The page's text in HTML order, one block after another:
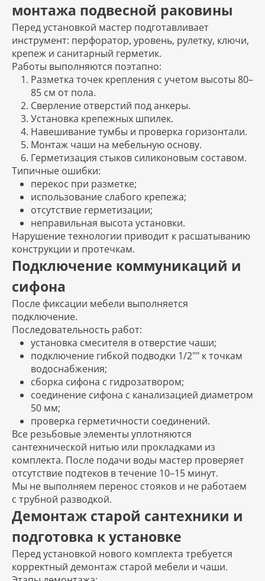
монтажа подвесной раковины
Перед установкой мастер подготавливает
инструмент: перфоратор, уровень, рулетку, ключи,
крепеж и санитарный герметик.
Работы выполняются поэтапно:
Разметка точек крепления с учетом высоты 80–
85 см от пола.
Сверление отверстий под анкеры.
Установка крепежных шпилек.
Навешивание тумбы и проверка горизонтали.
Монтаж чаши на мебельную основу.
Герметизация стыков силиконовым составом.
Типичные ошибки:
перекос при разметке;
использование слабого крепежа;
отсутствие герметизации;
неправильная высота установки.
Нарушение технологии приводит к расшатыванию
конструкции и протечкам.
Подключение коммуникаций и
сифона
После фиксации мебели выполняется
подключение.
Последовательность работ:
установка смесителя в отверстие чаши;
подключение гибкой подводки 1/2"" к точкам
водоснабжения;
сборка сифона с гидрозатвором;
соединение сифона с канализацией диаметром
50 мм;
проверка герметичности соединений.
Все резьбовые элементы уплотняются
сантехнической нитью или прокладками из
комплекта. После подачи воды мастер проверяет
отсутствие подтеков в течение 10–15 минут.
Мы не выполняем перенос стояков и не работаем
с трубной разводкой.
Демонтаж старой сантехники и
подготовка к установке
Перед установкой нового комплекта требуется
корректный демонтаж старой мебели и чаши.